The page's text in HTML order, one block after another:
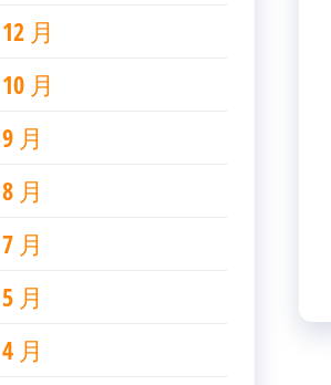
月
月
月
月
月
月
月